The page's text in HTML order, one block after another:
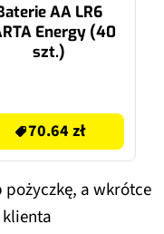
AA LR6
Energy (40
szt.)
70.64 zł
a wkrótce